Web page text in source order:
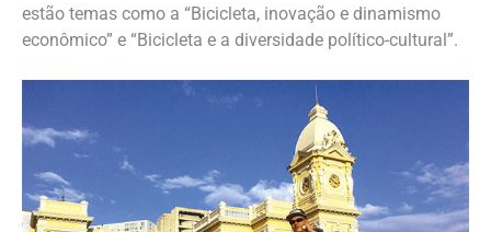
estão temas como a “Bicicleta, inovação e dinamismo
econômico” e “Bicicleta e a diversidade político-cultural”.